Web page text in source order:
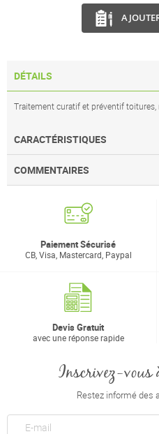
DÉTAILS
Traitement curatif et préventif toitures,
CARACTÉRISTIQUES
COMMENTAIRES
Paiement Sécurisé
CB, Visa, Mastercard, Paypal
Devis Gratuit
avec une réponse rapide
Inscrivez-vous
Restez informé des